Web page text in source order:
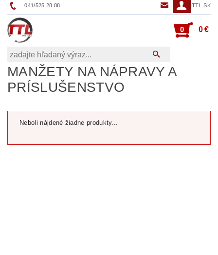
041/525 28 88 TTL@TTL.SK
0 0 €
MANŽETY NA NÁPRAVY A
PRÍSLUŠENSTVO
Neboli nájdené žiadne produkty...